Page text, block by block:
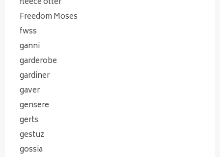
Freedom Moses
fwss
ganni
garderobe
gardiner
gaver
gensere
gerts
gestuz
gossia